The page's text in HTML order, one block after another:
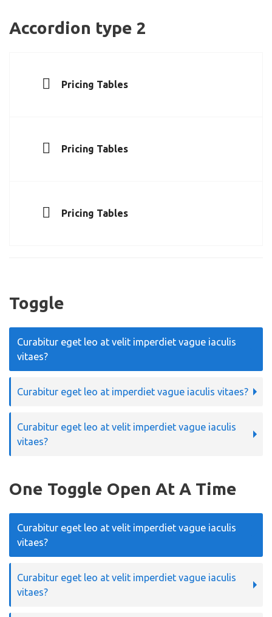
Accordion type 2
Pricing Tables
Pricing Tables
Pricing Tables
Toggle
Curabitur eget leo at velit imperdiet vague iaculis
vitaes?
Curabitur eget leo at imperdiet vague iaculis vitaes?
Curabitur eget leo at velit imperdiet vague iaculis
vitaes?
One Toggle Open At A Time
Curabitur eget leo at velit imperdiet vague iaculis
vitaes?
Curabitur eget leo at velit imperdiet vague iaculis
vitaes?